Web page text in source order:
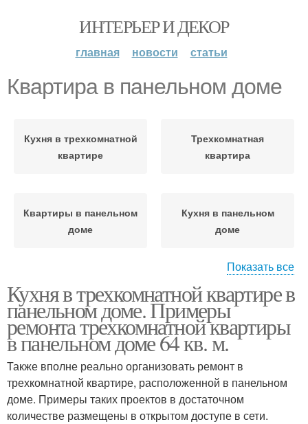
ИНТЕРЬЕР И ДЕКОР
главная новости статьи
Квартира в панельном доме
Кухня в трехкомнатной
квартире
Трехкомнатная
квартира
Квартиры в панельном
доме
Кухня в панельном
доме
Дом с нишей
Кухни в панельном
доме
Панельный дом
Показать все
Кухня в трехкомнатной квартире в
панельном доме. Примеры
ремонта трехкомнатной квартиры
в панельном доме 64 кв. м.
Также вполне реально организовать ремонт в
трехкомнатной квартире, расположенной в панельном
доме. Примеры таких проектов в достаточном
количестве размещены в открытом доступе в сети.